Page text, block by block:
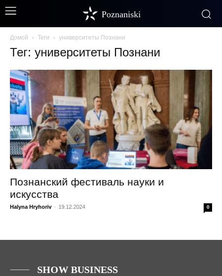
Poznaniski
Домой Теги университеты Познани
Тег: университеты Познани
Познанский фестиваль науки и
искусства
Halyna Hryhoriv - 19.12.2024 0
SHOW BUSINESS